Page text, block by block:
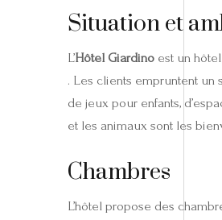
Situation et
L’Hôtel Giardino est un
. Les clients empruntent un
de jeux pour enfants,
et les animaux sont les
Chambres
L’hôtel propose des